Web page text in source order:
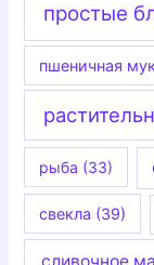
простые
пшеничная
рыба (33)
свекла (39)